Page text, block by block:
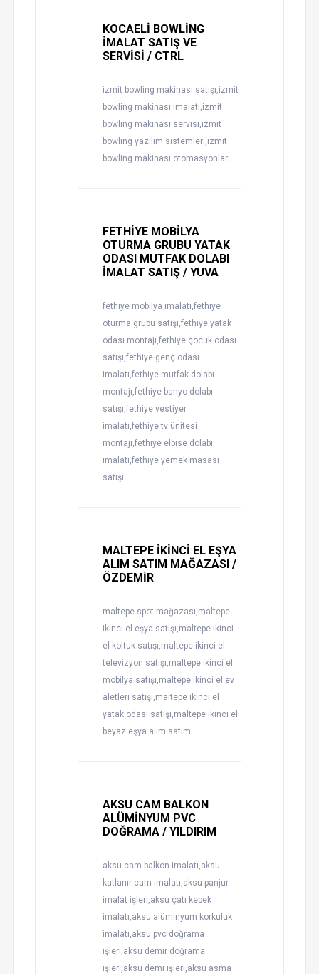
KOCAELİ BOWLİNG
İMALAT SATIŞ VE
SERVİSİ / CTRL
izmit bowling makinası satışı,izmit
bowling makinası imalatı,izmit
bowling makinası servisi,izmit
bowling yazılım sistemleri,izmit
bowling makinası otomasyonları
FETHİYE MOBİLYA
OTURMA GRUBU YATAK
ODASI MUTFAK DOLABI
İMALAT SATIŞ / YUVA
fethiye mobilya imalatı,fethiye
oturma grubu satışı,fethiye yatak
odası montajı,fethiye çocuk odası
satışı,fethiye genç odası
imalatı,fethiye mutfak dolabı
montajı,fethiye banyo dolabı
satışı,fethiye vestiyer
imalatı,fethiye tv ünitesi
montajı,fethiye elbise dolabı
imalatı,fethiye yemek masası
satışı
MALTEPE İKİNCİ EL EŞYA
ALIM SATIM MAĞAZASI /
ÖZDEMİR
maltepe spot mağazası,maltepe
ikinci el eşya satışı,maltepe ikinci
el koltuk satışı,maltepe ikinci el
televizyon satışı,maltepe ikinci el
mobilya satışı,maltepe ikinci el ev
aletleri satışı,maltepe ikinci el
yatak odası satışı,maltepe ikinci el
beyaz eşya alım satım
AKSU CAM BALKON
ALÜMİNYUM PVC
DOĞRAMA / YILDIRIM
aksu cam balkon imalatı,aksu
katlanır cam imalatı,aksu panjur
imalat işleri,aksu çatı kepek
imalatı,aksu alüminyum korkuluk
imalatı,aksu pvc doğrama
işleri,aksu demir doğrama
işleri,aksu demi işleri,aksu asma